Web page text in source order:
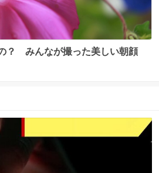
？ みんなが撮った美しい朝顔